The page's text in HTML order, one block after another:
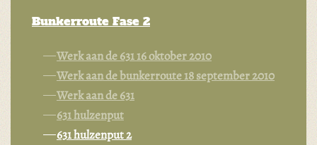
Bunkerroute Fase 2
Werk aan de 631 16 oktober 2010
Werk aan de bunkerroute 18 september 2010
Werk aan de 631
631 hulzenput
631 hulzenput 2